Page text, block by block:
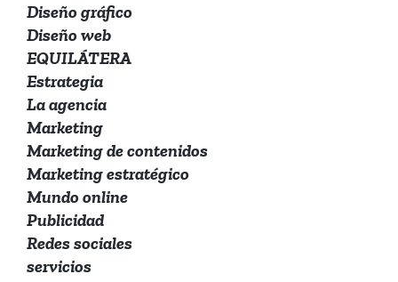
Diseño gráfico
Diseño web
EQUILÁTERA
Estrategia
La agencia
Marketing
Marketing de contenidos
Marketing estratégico
Mundo online
Publicidad
Redes sociales
servicios